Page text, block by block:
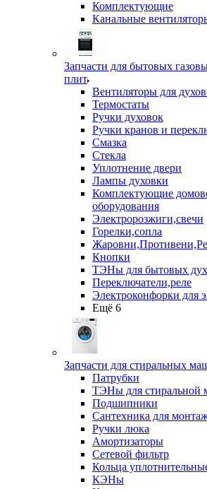
Комплектующие
Канальные
Запчасти для бытовых
плит
Вентиляторы для
Термостаты
Ручки духовок
Ручки кранов и
Смазка
Стекла
Уплотнение двери
Лампы духовки
Комплектующие
оборудования
Электророзжиги,свечи
Горелки,сопла
Кнопки
ТЭНы для бытовых
Переключатели,реле
Электроконфорки для
Ещё 6
Запчасти для стиральных
Патрубки
ТЭНы для стиральной
Подшипники
Сантехника для
Ручки люка
Амортизаторы
Сетевой фильтр
Кольца
КЭНы